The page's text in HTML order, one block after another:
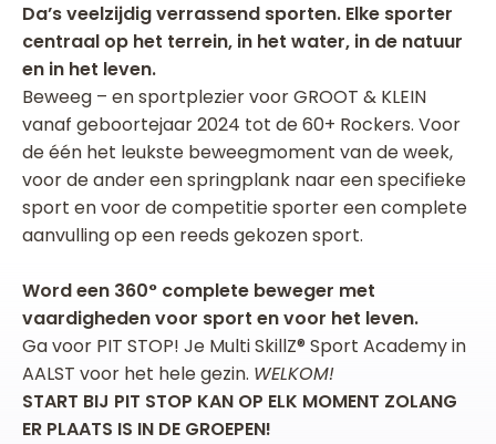
Da’s veelzijdig verrassend sporten. Elke sporter
centraal op het terrein, in het water, in de natuur
en in het leven.
Beweeg – en sportplezier voor GROOT & KLEIN
vanaf geboortejaar 2024 tot de 60+ Rockers. Voor
de één het leukste beweegmoment van de week,
voor de ander een springplank naar een specifieke
sport en voor de competitie sporter een complete
aanvulling op een reeds gekozen sport.
Word een 360° complete beweger met
vaardigheden voor sport en voor het leven.
Ga voor PIT STOP! Je Multi SkillZ® Sport Academy in
AALST voor het hele gezin. WELKOM!
START BIJ PIT STOP KAN OP ELK MOMENT ZOLANG
ER PLAATS IS IN DE GROEPEN!